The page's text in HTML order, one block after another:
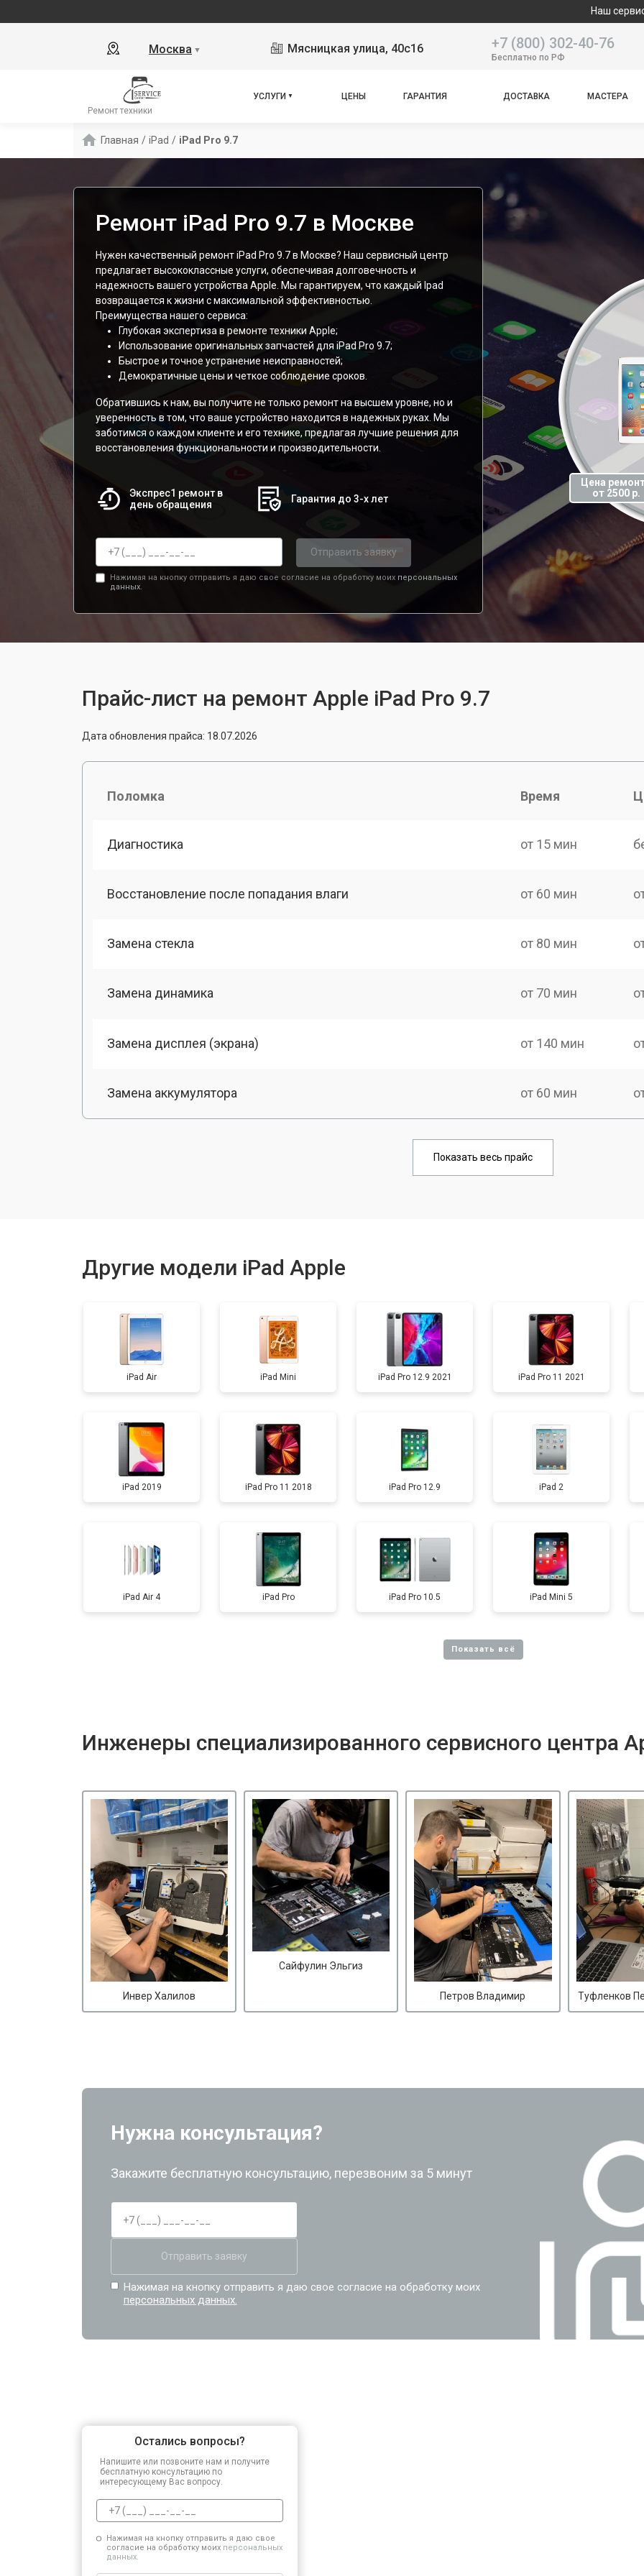
Наш сервисный центр
Москва ▼ Мясницкая улица, 40с16 +7 (800) 302-40-76
Бесплатно по РФ
Ремонт техники
УСЛУГИ ЦЕНЫ ГАРАНТИЯ ДОСТАВКА МАСТЕРА
Главная / iPad / iPad Pro 9.7
Ремонт iPad Pro 9.7 в Москве
Нужен качественный ремонт iPad Pro 9.7 в Москве? Наш сервисный центр
предлагает высококлассные услуги, обеспечивая долговечность и
надежность вашего устройства Apple. Мы гарантируем, что каждый Ipad
возвращается к жизни с максимальной эффективностью.
Преимущества нашего сервиса:
Глубокая экспертиза в ремонте техники Apple;
Использование оригинальных запчастей для iPad Pro 9.7;
Быстрое и точное устранение неисправностей;
Демократичные цены и четкое соблюдение сроков.
Обратившись к нам, вы получите не только ремонт на высшем уровне, но и
уверенность в том, что ваше устройство находится в надежных руках. Мы
заботимся о каждом клиенте и его технике, предлагая лучшие решения для
восстановления функциональности и производительности.
Экспрес1 ремонт в
день обращения
Гарантия до 3-х лет
Отправить заявку
Нажимая на кнопку отправить я даю свое согласие на обработку моих персональных
данных.
Цена
от 2500 р.
Прайс-лист на ремонт Apple iPad Pro 9.7
Дата обновления прайса: 18.07.2026
Поломка Время
Диагностика от 15 мин
Восстановление после попадания влаги от 60 мин
Замена стекла от 80 мин
Замена динамика от 70 мин
Замена дисплея (экрана) от 140 мин
Замена аккумулятора от 60 мин
от 100 мин
Ремонт материнской платы от 120 мин
Замена кнопки Home от 60 мин
Показать весь прайс
Другие модели iPad Apple
iPad Air iPad Mini iPad Pro 12.9 2021 iPad Pro 11 2021
iPad 2019 iPad Pro 11 2018 iPad Pro 12.9 iPad 2
iPad Air 4 iPad Pro iPad Pro 10.5 iPad Mini 5
Инженеры специализированного сервисного центра
Инвер Халилов
Сайфулин Эльгиз
Петров Владимир Туфленков
Нужна консультация?
Закажите бесплатную консультацию, перезвоним за 5 минут
Отправить заявку
Нажимая на кнопку отправить я даю свое согласие на обработку моих
персональных данных.
Остались вопросы?
Напишите или позвоните нам и получите
бесплатную консультацию по
интересующему Вас вопросу.
Нажимая на кнопку отправить я даю свое
согласие на обработку моих персональных
данных.